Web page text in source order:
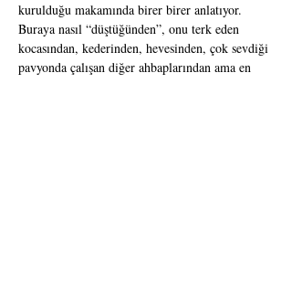
kurulduğu makamında birer birer anlatıyor.
Buraya nasıl “düştüğünden”, onu terk eden
kocasından, kederinden, hevesinden, çok sevdiği
pavyonda çalışan diğer ahbaplarından ama en